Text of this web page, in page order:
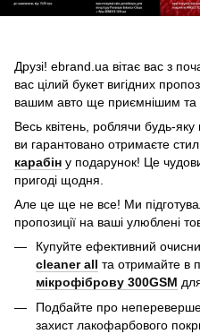
Друзі! ebrand.ua вітає вас з
вас цілий букет вигідних
вашим авто ще приємнішим та
Весь квітень, роблячи будь-яку
ви гарантовано отримаєте
карабін у подарунок! Це
пригоді щодня.
Але це ще не все! Ми
пропозиції на ваші улюблені
Купуйте ефективний
cleaner all та отримайте в
мікрофіброву 300GSM
Подбайте про
захист лакофарбового